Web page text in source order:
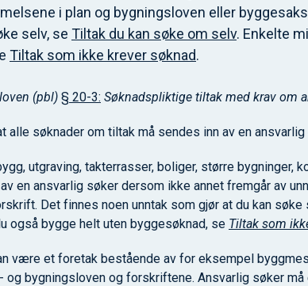
i plan og bygningsloven eller
selv, se Tiltak du kan søke om selv. Enkelte
Tiltak som ikke krever søknad.
(pbl) § 20-3: Søknadspliktige tiltak med krav om
alle søknader om tiltak må sendes inn av en ansvarlig
utgraving, takterrasser, boliger, større bygninger,
en ansvarlig søker dersom ikke annet fremgår av
Det finnes noen unntak som gjør at du kan søke
også bygge helt uten byggesøknad, se Tiltak som
være et foretak bestående av for eksempel
og bygningsloven og forskriftene. Ansvarlig søker